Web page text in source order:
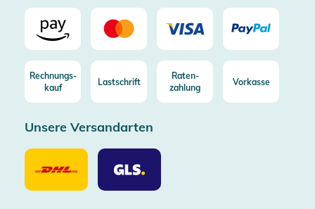
Rechnungs-
kauf
Lastschrift
Raten-
zahlung
Vorkasse
Unsere Versandarten
Unsere
Versandarten
DHL
Unsere
Versandarten
GLS